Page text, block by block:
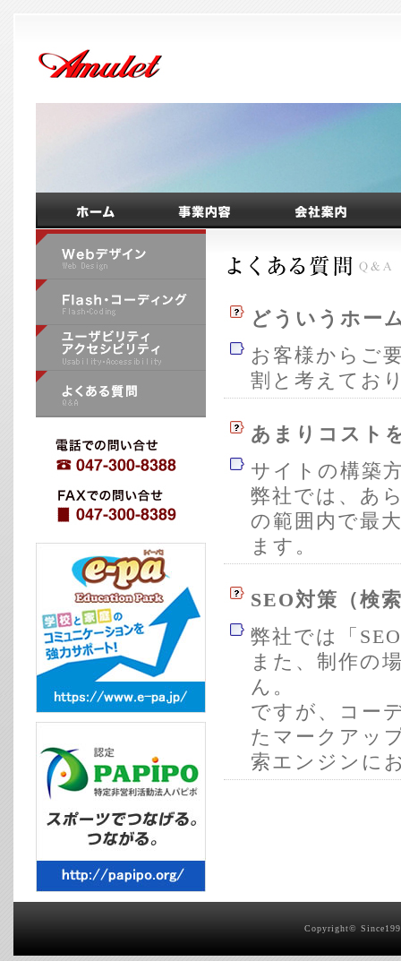
どういうホー
お客様からご
割と考えてお
あまりコスト
サイトの構築
弊社では、あ
の範囲内で最
ます。
SEO対策（検
弊社では「
また、制作の
ん。
ですが、コー
たマークアッ
索エンジンに
Copyright©